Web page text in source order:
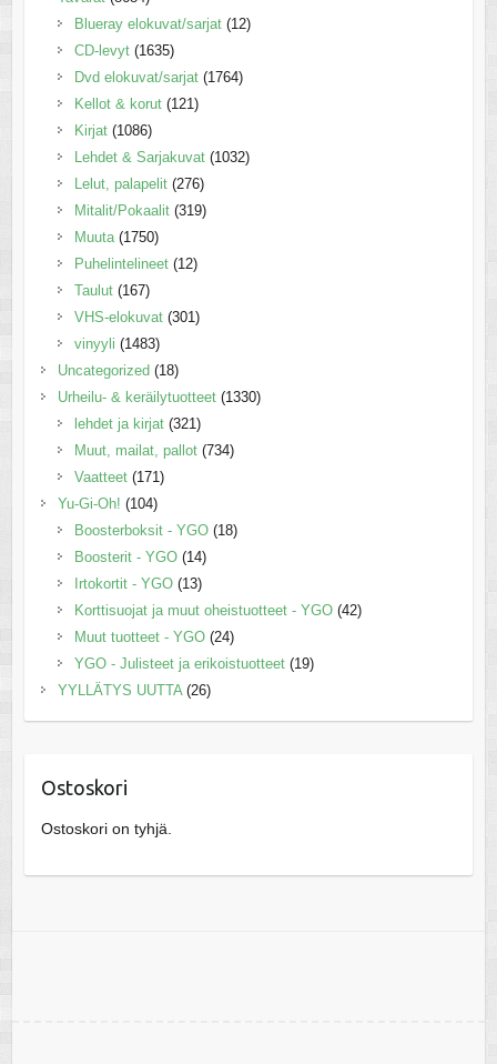
Blueray elokuvat/sarjat (12)
CD-levyt (1635)
Dvd elokuvat/sarjat (1764)
Kellot & korut (121)
Kirjat (1086)
Lehdet & Sarjakuvat (1032)
Lelut, palapelit (276)
Mitalit/Pokaalit (319)
Muuta (1750)
Puhelintelineet (12)
Taulut (167)
VHS-elokuvat (301)
vinyyli (1483)
Uncategorized (18)
Urheilu- & keräilytuotteet (1330)
lehdet ja kirjat (321)
Muut, mailat, pallot (734)
Vaatteet (171)
Yu-Gi-Oh! (104)
Boosterboksit - YGO (18)
Boosterit - YGO (14)
Irtokortit - YGO (13)
Korttisuojat ja muut oheistuotteet - YGO (42)
Muut tuotteet - YGO (24)
YGO - Julisteet ja erikoistuotteet (19)
YYLLÄTYS UUTTA (26)
Ostoskori
Ostoskori on tyhjä.